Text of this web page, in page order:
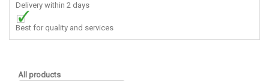
Delivery within 2 days
Best for quality and services
All products